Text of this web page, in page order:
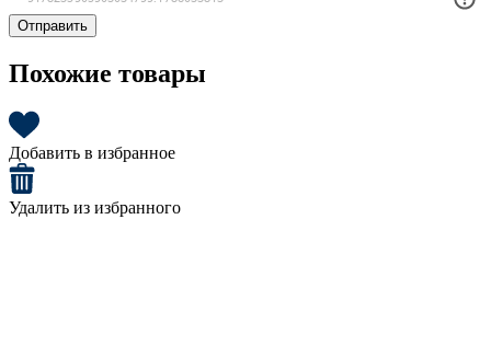
Отправить
Похожие товары
Добавить в избранное
Удалить из избранного